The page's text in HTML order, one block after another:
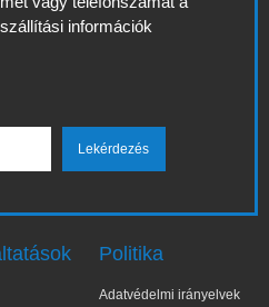
információk
Politika
Adatvédelmi irányelvek